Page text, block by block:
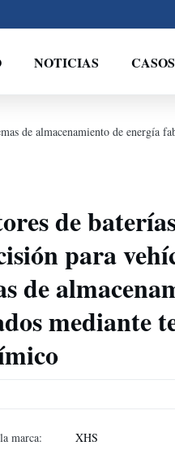
NOTICIAS
de almacenamiento de energía
de
para
de
mediante
marca: XHS